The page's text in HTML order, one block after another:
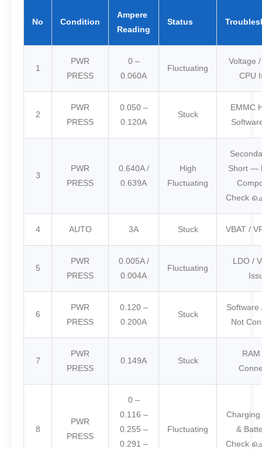
No Condition
Ampere
Reading
Status
1
PWR
PRESS
0 –
0.060A
Fluctuating
Voltage
CPU
2
PWR
PRESS
0.050 –
0.120A
Stuck
EMMC
3
PWR
PRESS
0.640A /
0.639A
High
Fluctuating
Short —
Check
4 AUTO 3A Stuck VBAT /
5
PWR
PRESS
0.005A /
0.004A
Fluctuating
LDO /
6
PWR
PRESS
0.120 –
0.200A
Stuck
Software
Not
7
PWR
PRESS
0.149A Stuck
8
PWR
PRESS
0 –
0.116 –
0.255 –
0.291 –
Fluctuating
Charging
&
Check